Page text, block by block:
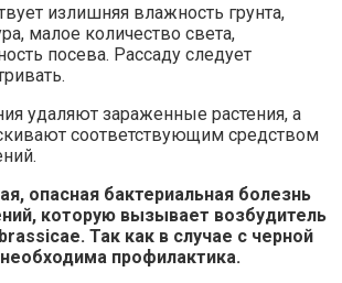
излишняя влажность грунта,
малое количество света,
посева. Рассаду следует
удаляют зараженные растения, а
соответствующим средством
опасная бактериальная болезнь
которую вызывает возбудитель
Так как в случае с черной
профилактика.